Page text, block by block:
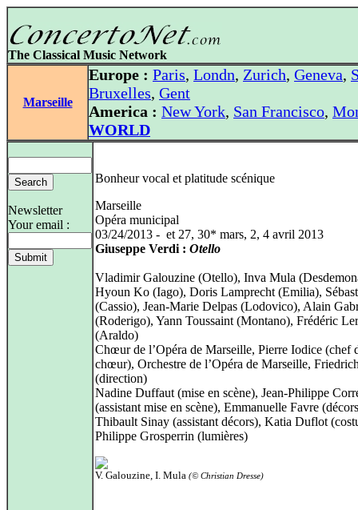
The Classical Music Network
Marseille
Europe : Paris, Londn, Zurich, Geneva,
Bruxelles, Gent
America : New York, San Francisco,
WORLD
Newsletter
Your email :
Bonheur vocal et platitude scénique
Marseille
Opéra municipal
03/24/2013 - et 27, 30* mars, 2, 4 avril 2013
Giuseppe Verdi : Otello
Vladimir Galouzine (Otello), Inva Mula
Hyoun Ko (Iago), Doris Lamprecht (Emilia),
(Cassio), Jean-Marie Delpas (Lodovico), Alain
(Roderigo), Yann Toussaint (Montano), Frédéric
(Araldo)
Chœur de l’Opéra de Marseille, Pierre Iodice (chef
chœur), Orchestre de l’Opéra de Marseille,
(direction)
Nadine Duffaut (mise en scène), Jean-Philippe
(assistant mise en scène), Emmanuelle Favre
Thibault Sinay (assistant décors), Katia Duflot
Philippe Grosperrin (lumières)
V. Galouzine, I. Mula (© Christian Dresse)